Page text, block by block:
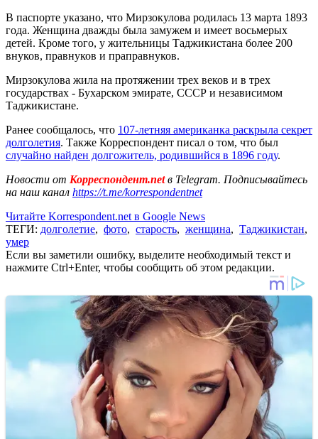
В паспорте указано, что Мирзокулова родилась 13 марта 1893
года. Женщина дважды была замужем и имеет восьмерых
детей. Кроме того, у жительницы Таджикистана более 200
внуков, правнуков и праправнуков.
Мирзокулова жила на протяжении трех веков и в трех
государствах - Бухарском эмирате, СССР и независимом
Таджикистане.
Ранее сообщалось, что 107-летняя американка раскрыла секрет
долголетия. Также Корреспондент писал о том, что был
случайно найден долгожитель, родившийся в 1896 году.
Новости от Корреспондент.netв Telegram. Подписывайтесь
на наш канал https://t.me/korrespondentnet
Читайте Korrespondent.net в Google News
ТЕГИ: долголетие, фото, старость, женщина, Таджикистан,
умер
Если вы заметили ошибку, выделите необходимый текст и
нажмите Ctrl+Enter, чтобы сообщить об этом редакции.